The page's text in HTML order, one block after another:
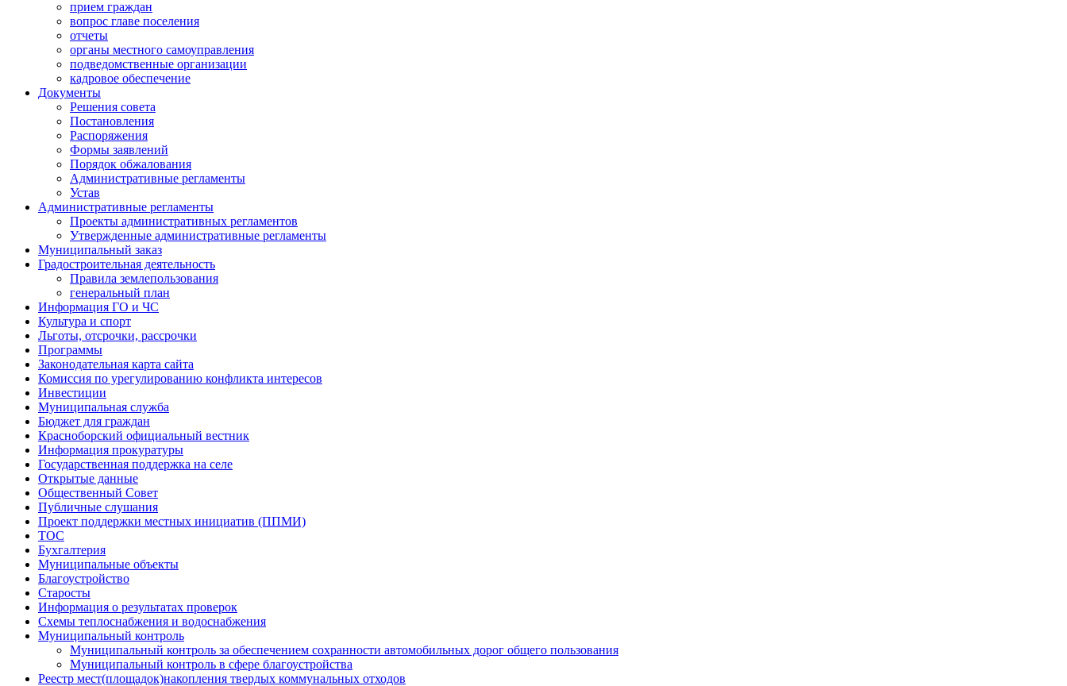
прием граждан
вопрос главе поселения
отчеты
органы местного самоуправления
подведомственные организации
кадровое обеспечение
Документы
Решения совета
Постановления
Распоряжения
Формы заявлений
Порядок обжалования
Административные регламенты
Устав
Административные регламенты
Проекты административных регламентов
Утвержденные административные регламенты
Муниципальный заказ
Градостроительная деятельность
Правила землепользования
генеральный план
Информация ГО и ЧС
Культура и спорт
Льготы, отсрочки, рассрочки
Программы
Законодательная карта сайта
Комиссия по урегулированию конфликта интересов
Инвестиции
Муниципальная служба
Бюджет для граждан
Красноборский официальный вестник
Информация прокуратуры
Государственная поддержка на селе
Открытые данные
Общественный Совет
Публичные слушания
Проект поддержки местных инициатив (ППМИ)
ТОС
Бухгалтерия
Муниципальные объекты
Благоустройство
Старосты
Информация о результатах проверок
Схемы теплоснабжения и водоснабжения
Муниципальный контроль
Муниципальный контроль за обеспечением сохранности автомобильных дорог общего пользования
Муниципальный контроль в сфере благоустройства
Реестр мест(площадок)накопления твердых коммунальных отходов